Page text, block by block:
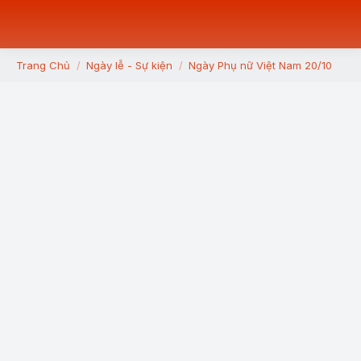
You are here:
Trang Chủ Ngày lễ - Sự kiện Ngày Phụ nữ Việt Nam 20/10